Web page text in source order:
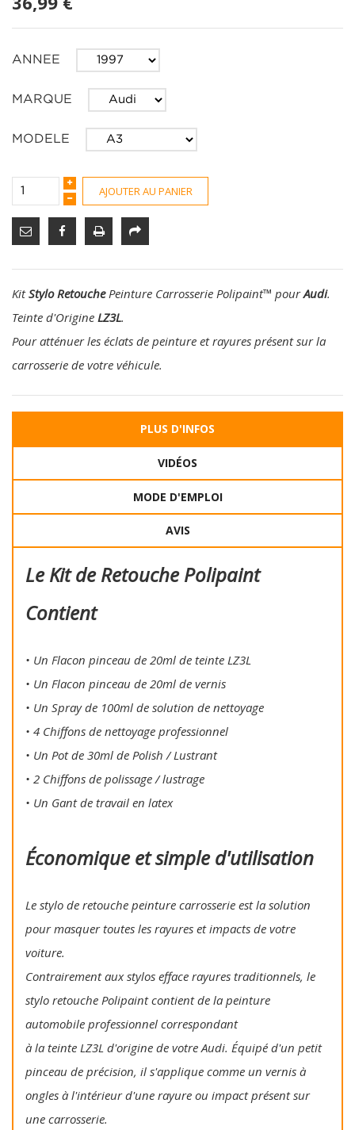
ANNEE
MARQUE
MODELE
AJOUTER AU PANIER
KitStylo RetouchePeinture Carrosserie Polipaint™ pourAudi.
Teinte d'Origine LZ3L.
Pour atténuer les éclats de peinture et rayures présent sur la
carrosserie de votre véhicule.
PLUS D'INFOS
VIDÉOS
MODE D'EMPLOI
AVIS
Le Kit de Retouche Polipaint
Contient
• Un Flacon pinceau de 20ml de teinte LZ3L
• Un Flacon pinceau de 20ml de vernis
• Un Spray de 100ml de solution de nettoyage
• 4 Chiffons de nettoyage professionnel
• Un Pot de 30ml de Polish / Lustrant
• 2 Chiffons de polissage / lustrage
• Un Gant de travail en latex
Économique et simple d'utilisation
Le stylo de retouche peinture carrosserie est la solution
pour masquer toutes les rayures et impacts de votre
voiture.
Contrairement aux stylos efface rayures traditionnels, le
stylo retouche Polipaint contient de la peinture
automobile professionnel correspondant
à la teinte LZ3L d'origine de votre Audi. Équipé d'un petit
pinceau de précision, il s'applique comme un vernis à
ongles à l'intérieur d'une rayure ou impact présent sur
une carrosserie.